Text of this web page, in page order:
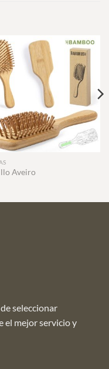
Aveiro
seleccionar
el mejor servicio y